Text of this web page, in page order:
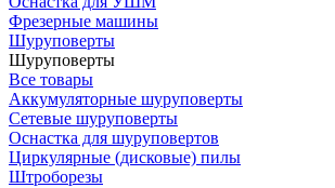
Фрезерные машины
Шуруповерты
Шуруповерты
Все товары
Аккумуляторные шуруповерты
Сетевые шуруповерты
Оснастка для шуруповертов
Циркулярные (дисковые) пилы
Штроборезы